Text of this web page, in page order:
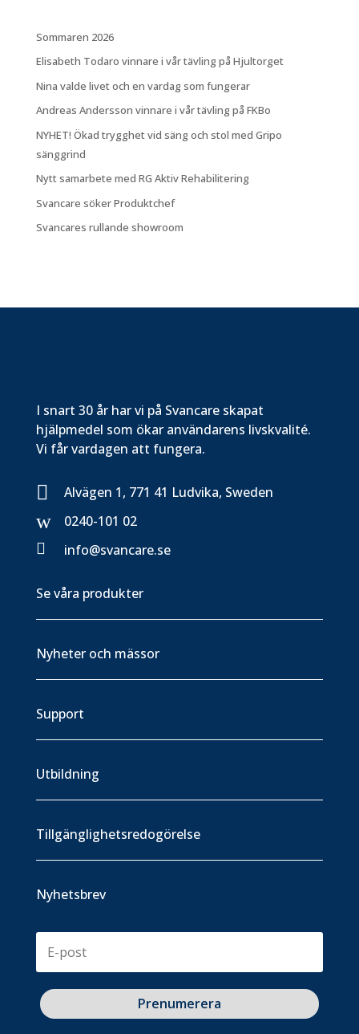
Sommaren 2026
Elisabeth Todaro vinnare i vår tävling på Hjultorget
Nina valde livet och en vardag som fungerar
Andreas Andersson vinnare i vår tävling på FKBo
NYHET! Ökad trygghet vid säng och stol med Gripo
sänggrind
Nytt samarbete med RG Aktiv Rehabilitering
Svancare söker Produktchef
Svancares rullande showroom
I snart 30 år har vi på Svancare skapat
hjälpmedel som ökar användarens livskvalité.
Vi får vardagen att fungera.
 Alvägen 1, 771 41 Ludvika, Sweden
w
0240-101 02

info@svancare.se
Se våra produkter
Nyheter och mässor
Support
Utbildning
Tillgänglighetsredogörelse
Nyhetsbrev
Prenumerera